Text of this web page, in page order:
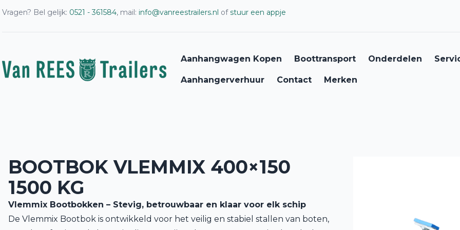
Vragen? Bel gelijk: 0521 - 361584, mail: info@vanreestrailers.nl ofstuur een appje
Aanhangwagen Kopen Boottransport Onderdelen
Aanhangerverhuur Contact Merken
BOOTBOK VLEMMIX 400×150
1500 KG
Vlemmix Bootbokken – Stevig, betrouwbaar en klaar voor elk schip
De Vlemmix Bootbok is ontwikkeld voor het veilig en stabiel stallen van boten,